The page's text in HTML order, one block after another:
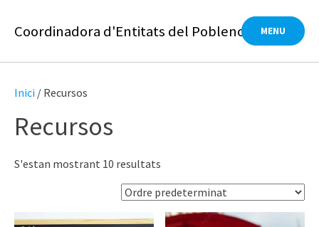
Coordinadora d'Entitats del Poblenou MENU
Inici / Recursos
Recursos
S'estan mostrant 10 resultats